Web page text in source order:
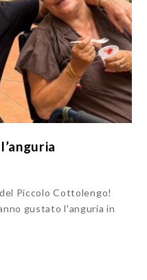
Piccolo Cottolengo!
gustato l'anguria in